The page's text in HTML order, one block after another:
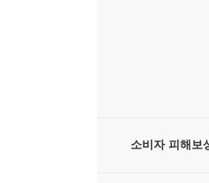
소비자 피해보